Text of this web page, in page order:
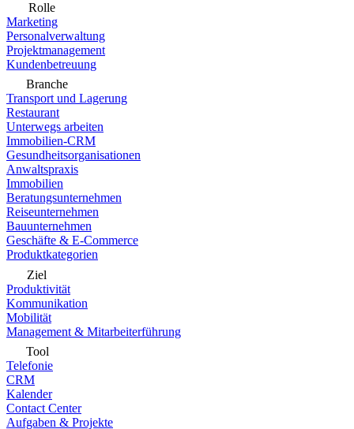
Rolle
Marketing
Personalverwaltung
Projektmanagement
Kundenbetreuung
Branche
Transport und Lagerung
Restaurant
Unterwegs arbeiten
Immobilien-CRM
Gesundheitsorganisationen
Anwaltspraxis
Immobilien
Beratungsunternehmen
Reiseunternehmen
Bauunternehmen
Geschäfte & E-Commerce
Produktkategorien
Ziel
Produktivität
Kommunikation
Mobilität
Management & Mitarbeiterführung
Tool
Telefonie
CRM
Kalender
Contact Center
Aufgaben & Projekte